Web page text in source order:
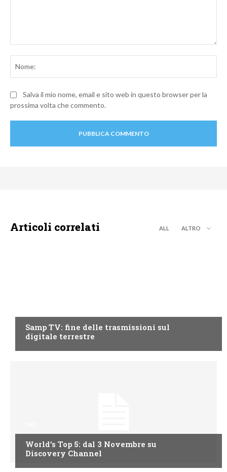
Salva il mio nome, email e sito web in questo browser per la
prossima volta che commento.
Articoli correlati ALL ALTRO
Samp TV: fine delle trasmissioni sul
digitale terrestre
World’s Top 5: dal 3 Novembre su
Discovery Channel